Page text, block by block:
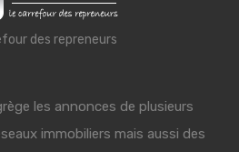
des repreneurs
les annonces de plusieurs
immobiliers mais aussi des